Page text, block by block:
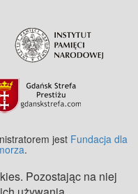
jest Fundacja dla
.
Pozostając na niej